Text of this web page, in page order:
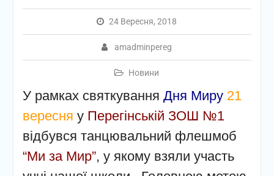
24 Вересня, 2018
amadminpereg
Новини
У рамках святкування Дня Миру21
вересня у Перегінській ЗОШ №1
відбувся танцювальний флешмоб
“Ми за Мир”, у якому взяли участь